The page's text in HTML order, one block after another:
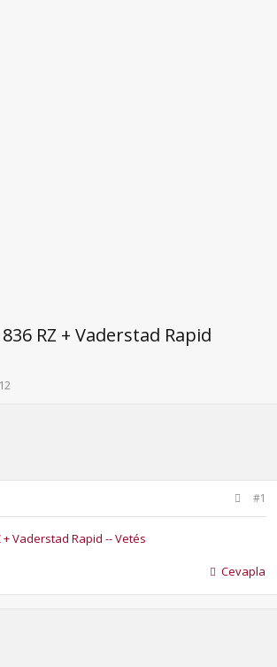
RZ + Vaderstad Rapid
#1
+ Vaderstad Rapid -- Vetés
Cevapla